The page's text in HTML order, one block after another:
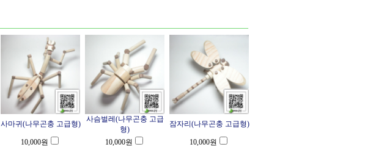
사마귀(나무곤충 고급형)
사슴벌레(나무곤충 고급
형)
잠자리(나무곤충 고급형)
10,000원 10,000원 10,000원